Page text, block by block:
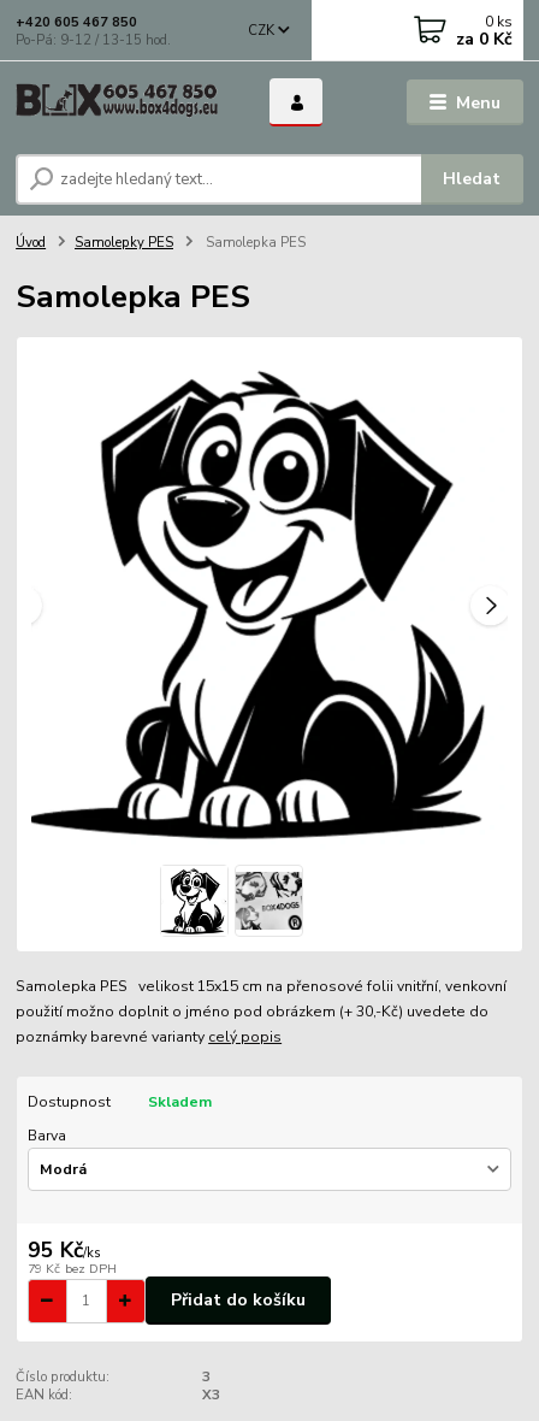
Menu
CZK
Hledat
+420 605 467 850
Po-Pá: 9-12 / 13-15 hod.
0 ks
za 0 Kč
Úvod Samolepky PES Samolepka PES
Samolepka PES
Samolepka PES velikost 15x15 cm na přenosové folii vnitřní, venkovní
použití možno doplnit o jméno pod obrázkem (+ 30,-Kč) uvedete do
poznámky barevné varianty celý popis
Dostupnost
Skladem
Barva
95 Kč/ks
79 Kč bez DPH
Přidat do košíku
Číslo produktu:
3
EAN kód:
X3